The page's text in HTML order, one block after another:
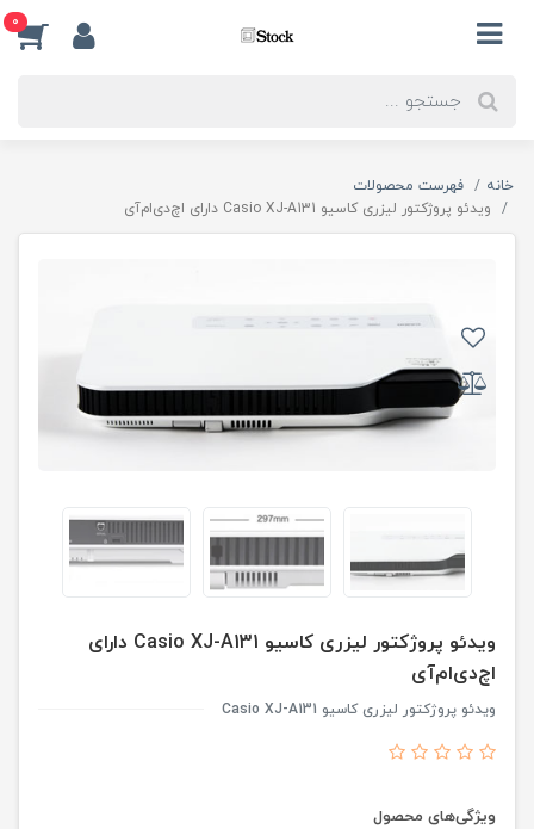
0
خانه
فهرست محصولات
ویدئو پروژکتور لیزری کاسیو Casio XJ-A131 دارای اچ‌دی‌ام‌آی
ویدئو پروژکتور لیزری کاسیو Casio XJ-A131 دارای
اچ‌دی‌ام‌آی
ویدئو پروژکتور لیزری کاسیو Casio XJ-A131
ویژگی‌های محصول